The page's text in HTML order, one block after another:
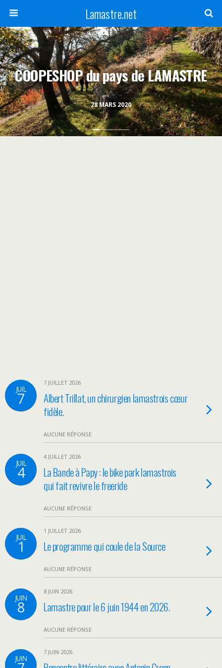
Lamastre.net
28 MARS 2020
COOPESHOP du pays de LAMASTRE
JUIL
7
7 JUILLET 2026
Albert Trillat, un chirurgien lamastrois cœur
fidèle.
AUCUNE RÉPONSE
JUIL
4
4 JUILLET 2026
La Bande à Papy : le bike park lamastrois
qui fait revivre le freeride
AUCUNE RÉPONSE
JUIL
1
1 JUILLET 2026
Le programme qui coule de la Source
AUCUNE RÉPONSE
JUIN
8
8 JUIN 2026
Lamastre pour le 6 juin 1944 en 2026.
AUCUNE RÉPONSE
JUIN
7 JUIN 2026